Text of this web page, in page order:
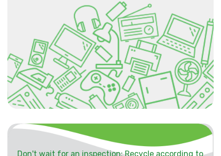
Don't wait for an inspection: Recycle according to